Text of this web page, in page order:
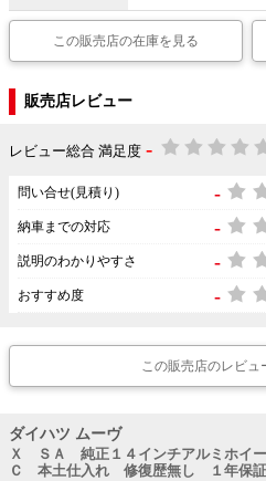
この販売店の在庫を見る
販売店レビュー
レビュー総合 満足度 -
問い合せ(見積り) -
納車までの対応 -
説明のわかりやすさ -
おすすめ度 -
この販売店のレビュ
ダイハツ ムーヴ
Ｘ ＳＡ 純正１４インチアルミホイ
Ｃ 本土仕入れ 修復歴無し １年保証